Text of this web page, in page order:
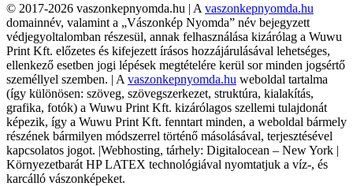
© 2017-2026 vaszonkepnyomda.hu | A vaszonkepnyomda.hu
domainnév, valamint a „Vászonkép Nyomda” név bejegyzett
védjegyoltalomban részesül, annak felhasználása kizárólag a Wuwu
Print Kft. előzetes és kifejezett írásos hozzájárulásával lehetséges,
ellenkező esetben jogi lépések megtételére kerül sor minden jogsértő
személlyel szemben. | A vaszonkepnyomda.hu weboldal tartalma
(így különösen: szöveg, szövegszerkezet, struktúra, kialakítás,
grafika, fotók) a Wuwu Print Kft. kizárólagos szellemi tulajdonát
képezik, így a Wuwu Print Kft. fenntart minden, a weboldal bármely
részének bármilyen módszerrel történő másolásával, terjesztésével
kapcsolatos jogot. |Webhosting, tárhely: Digitalocean – New York |
Környezetbarát HP LATEX technológiával nyomtatjuk a víz-, és
karcálló vászonképeket.